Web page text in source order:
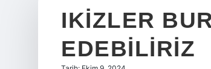
IKIZLER
EDEBILIRIZ